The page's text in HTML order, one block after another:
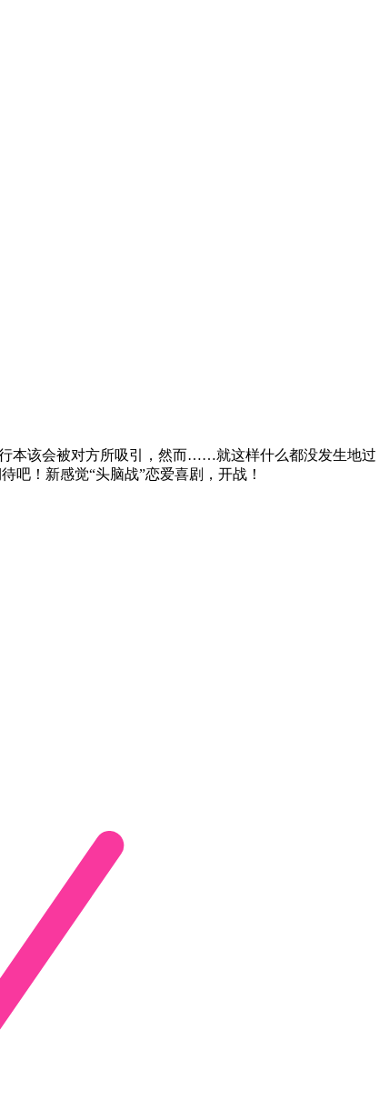
本该会被对方所吸引，然而……就这样什么都没发生地过
吧！新感觉“头脑战”恋爱喜剧，开战！